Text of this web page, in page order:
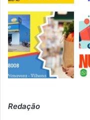
Redação